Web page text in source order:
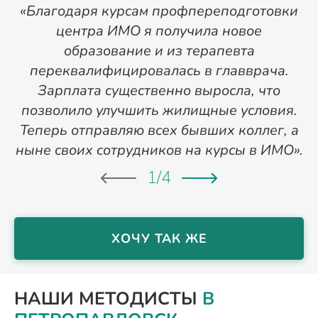
«Благодаря курсам профпереподготовки
центра ИМО я получила новое
образование и из терапевта
переквалифицировалась в главврача.
Зарплата существенно выросла, что
позволило улучшить жилищные условия.
Теперь отправляю всех бывших коллег, а
ныне своих сотрудников на курсы в ИМО».
1/4
ХОЧУ ТАК ЖЕ
НАШИ МЕТОДИСТЫ В